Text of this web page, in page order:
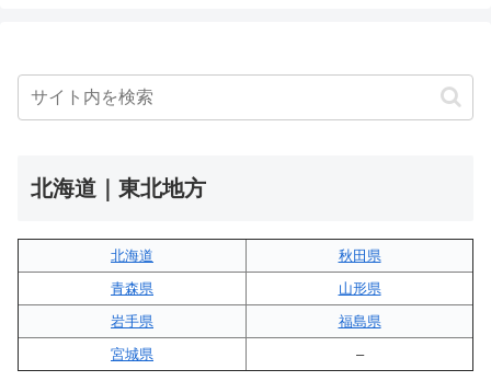
北海道｜東北地方
北海道
秋田県
青森県
山形県
岩手県
福島県
宮城県
–